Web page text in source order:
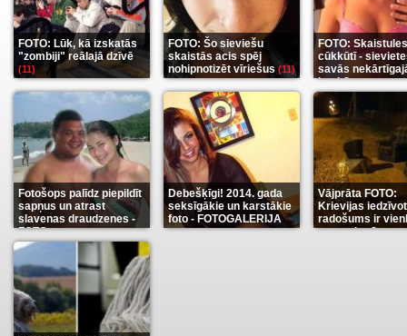
FOTO: Lūk, kā izskatās
"zombiji" reālajā dzīvē
(11)
FOTO: Šo sieviešu
skaistās acis spēj
nohipnotizēt vīriešus (11)
FOTO: Skaistules
cūkkūtī -
savās
istabās(12)
Fotošops palīdz piepildīt
sapņus un atrast
slavenas draudzenes -
FOTO(13)
Debešķīgi! 2014. gada
seksīgākie un karstākie
foto - FOTOGALERIJA
(9)
Vājprāta FOTO:
Krievijas
radošums ir
neaprakstāms